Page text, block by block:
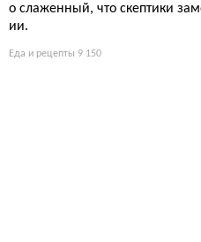
о слаженный, что скептики
ии.
Еда и рецепты 9 150